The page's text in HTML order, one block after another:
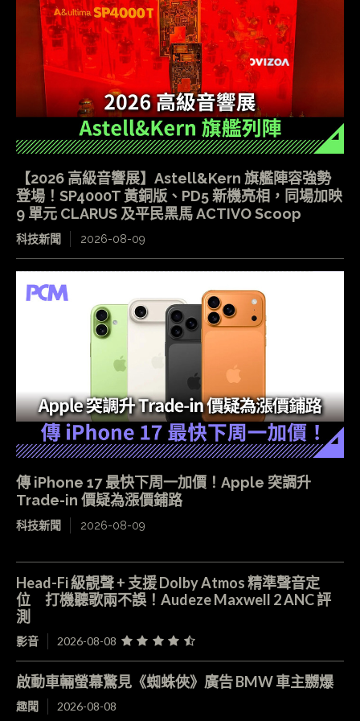
【2026 高級音響展】Astell&Kern 旗艦陣容強勢
登場！SP4000T 黃銅版、PD5 新機亮相，同場加映
9 單元 CLARUS 及平民黑馬 ACTIVO Scoop
科技新聞 2026-08-09
傳 iPhone 17 最快下周一加價！Apple 突調升
Trade-in 價疑為漲價鋪路
科技新聞 2026-08-09
Head-Fi 級靚聲 + 支援 Dolby Atmos 精準聲音定
位 打機聽歌兩不誤！Audeze Maxwell 2 ANC 評
測
影音 2026-08-08
啟動車輛螢幕驚見《蜘蛛俠》廣告 BMW 車主嬲爆
趣聞 2026-08-08